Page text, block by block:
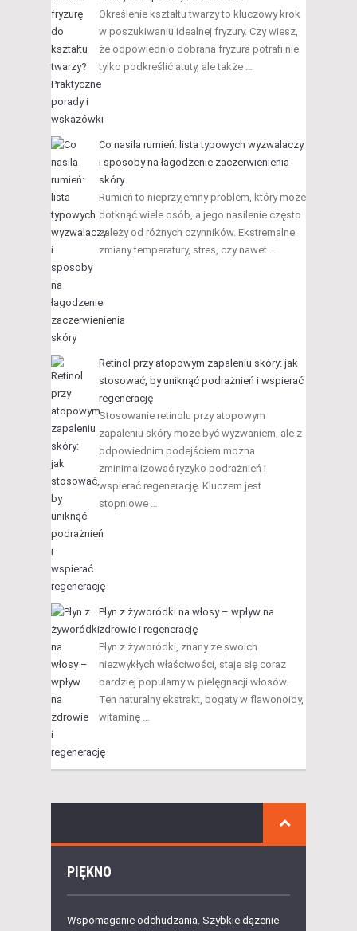
Określenie kształtu twarzy to kluczowy krok
w poszukiwaniu idealnej fryzury. Czy wiesz,
że odpowiednio dobrana fryzura potrafi nie
tylko podkreślić atuty, ale także …
Co nasila rumień: lista typowych wyzwalaczy
i sposoby na łagodzenie zaczerwienienia
skóry
Rumień to nieprzyjemny problem, który może
dotknąć wiele osób, a jego nasilenie często
zależy od różnych czynników. Ekstremalne
zmiany temperatury, stres, czy nawet …
Retinol przy atopowym zapaleniu skóry: jak
stosować, by uniknąć podrażnień i wspierać
regenerację
Stosowanie retinolu przy atopowym
zapaleniu skóry może być wyzwaniem, ale z
odpowiednim podejściem można
zminimalizować ryzyko podrażnień i
wspierać regenerację. Kluczem jest
stopniowe …
Płyn z żyworódki na włosy – wpływ na
zdrowie i regenerację
Płyn z żyworódki, znany ze swoich
niezwykłych właściwości, staje się coraz
bardziej popularny w pielęgnacji włosów.
Ten naturalny ekstrakt, bogaty w flawonoidy,
witaminę …
PIĘKNO
Wspomaganie odchudzania. Szybkie dążenie